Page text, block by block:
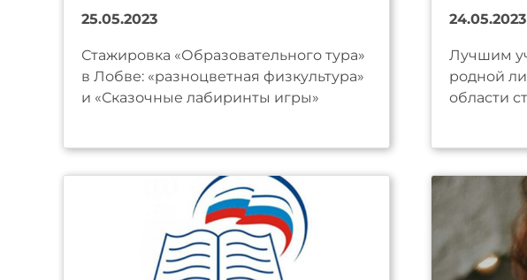
25.05.2023
Стажировка «Образовательного тура»
в Лобве: «разноцветная физкультура»
и «Сказочные лабиринты игры»
24.05.2023
Лучшим
родной
области